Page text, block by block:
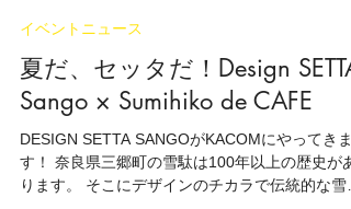
2025年8月5日
読了時間: 1分
イベントニュース